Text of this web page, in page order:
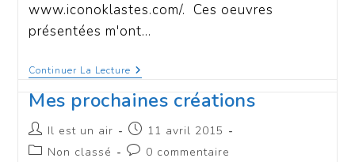
www.iconoklastes.com/. Ces oeuvres
présentées m'ont…
Continuer La Lecture
Mes prochaines créations
Il est un air
11 avril 2015
Non classé
0 commentaire